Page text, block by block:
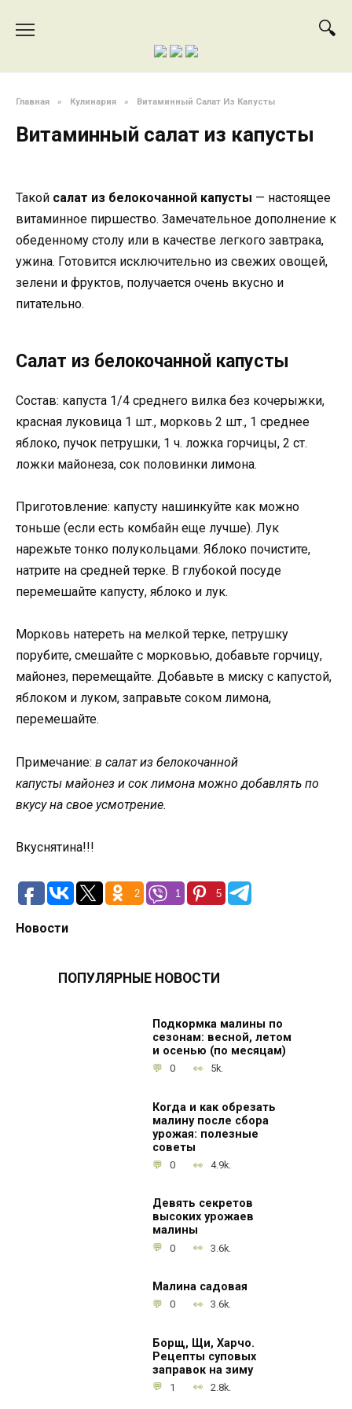
содержанию
Главная » Кулинария » Витаминный Салат Из Капусты
Витаминный салат из капусты
Такой салат из белокочанной капусты — настоящее
витaминное пиршество. Замечательное дополнение к
обеденному столу или в качестве легкого завтрака,
ужина. Готовится исключительно из свежих овощей,
зелени и фруктов, получается очень вкусно и
питательно.
Салат из белокочанной капусты
Состав: капуста 1/4 среднего вилка без кочерыжки,
красная луковица 1 шт., морковь 2 шт., 1 среднее
яблоко, пучок петрушки, 1 ч. ложка горчицы, 2 ст.
ложки майонеза, сок половинки лимона.
Приготовление: капусту нашинкуйте как можно
тоньше (если есть комбайн еще лучше). Лук
нарежьте тонко полукольцами. Яблоко почистите,
натрите на средней терке. В глубокой посуде
перемешайте капусту, яблоко и лук.
Морковь натереть на мелкой терке, петрушку
порубите, смешайте с морковью, добавьте горчицу,
майонез, перемещайте. Добавьте в миску с капустой,
яблоком и луком, заправьте соком лимона,
перемешайте.
Примечание: в салат из белокочанной
капусты майонез и сок лимона можно добавлять по
вкусу на свое усмотрение.
Вкуснятина!!!
2 1 5
Новости
ПОПУЛЯРНЫЕ НОВОСТИ
Подкормка малины по
сезонам: весной, летом
и осенью (по месяцам)
0 5k.
Когда и как обрезать
малину после сбора
урожая: полезные
советы
0 4.9k.
Девять секретов
высоких урожаев
малины
0 3.6k.
Малина садовая
0 3.6k.
Борщ, Щи, Харчо.
Рецепты суповых
заправок на зиму
1 2.8k.